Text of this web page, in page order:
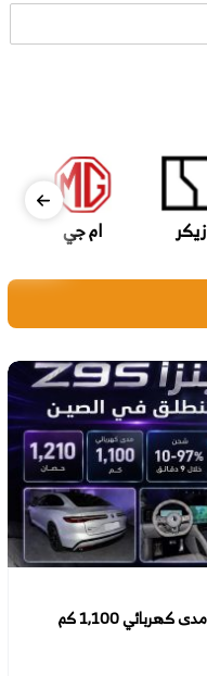
زيكر ام جي
دينزا Z9S تنطلق في الصين: 1,210 حصان ومدى كهربائي 1,100 كم